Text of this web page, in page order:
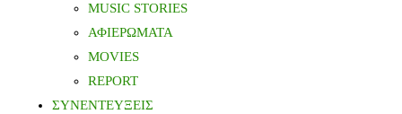
MUSIC STORIES
ΑΦΙΕΡΩΜΑΤΑ
MOVIES
REPORT
ΣΥΝΕΝΤΕΥΞΕΙΣ